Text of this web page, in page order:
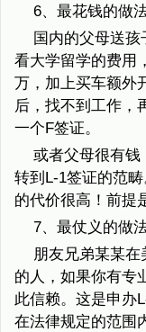
6、最花钱的做
国内的父母送
看大学留学的费用
万，加上买车额外
后，找不到工作，
一个F签证。
或者父母很有钱
转到L-1签证的范
的代价很高！前提
7、最仗义的做
朋友兄弟某某
的人，如果你有专
此信赖。这是申办
在法律规定的范围